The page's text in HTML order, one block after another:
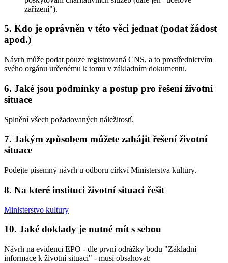
zařízení").
5. Kdo je oprávněn v této věci jednat (podat žádost
apod.)
Návrh může podat pouze registrovaná CNS, a to prostřednictvím
svého orgánu určenému k tomu v základním dokumentu.
6. Jaké jsou podmínky a postup pro řešení životní
situace
Splnění všech požadovaných náležitostí.
7. Jakým způsobem můžete zahájit řešení životní
situace
Podejte písemný návrh u odboru církví Ministerstva kultury.
8. Na které instituci životní situaci řešit
Ministerstvo kultury
10. Jaké doklady je nutné mít s sebou
Návrh na evidenci EPO - dle první odrážky bodu "Základní
informace k životní situaci" - musí obsahovat: